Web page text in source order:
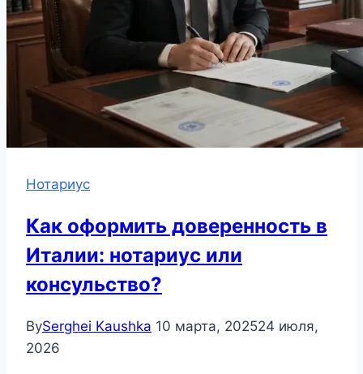
Нотариус
Как оформить доверенность в
Италии: нотариус или
консульство?
BySerghei Kaushka 10 марта, 202524 июля,
2026